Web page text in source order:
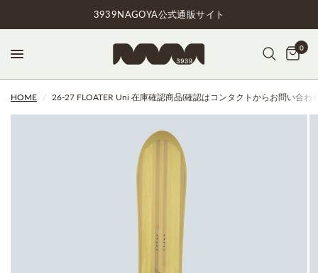
3939NAGOYA公式通販サイト
0
HOME / 26-27 FLOATER Uni 在庫確認商品(確認はコンタクトからお問い合わ